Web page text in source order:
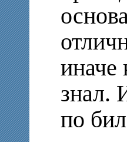
иначе
знал.
по